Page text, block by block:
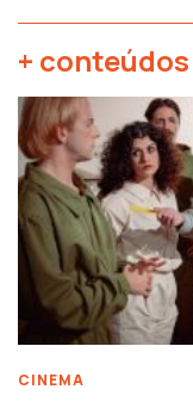
+ conteúdos
CINEMA